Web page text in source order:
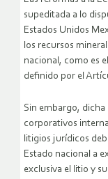
supeditada a lo
Estados Unidos
los recursos
nacional, como es
definido por el
Sin embargo, dicha
corporativos
litigios jurídicos
Estado nacional a
exclusiva el litio y